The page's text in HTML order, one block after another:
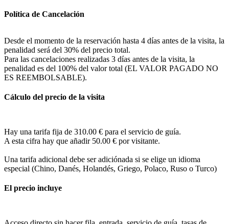
Política de Cancelación
Desde el momento de la reservación hasta 4 días antes de la visita, la
penalidad será del 30% del precio total.
Para las cancelaciones realizadas 3 días antes de la visita, la
penalidad es del 100% del valor total (EL VALOR PAGADO NO
ES REEMBOLSABLE).
Cálculo del precio de la visita
Hay una tarifa fija de 310.00 € para el servicio de guía.
A esta cifra hay que añadir 50.00 € por visitante.
Una tarifa adicional debe ser adiciónada si se elige un idioma
especial (Chino, Danés, Holandés, Griego, Polaco, Ruso o Turco)
El precio incluye